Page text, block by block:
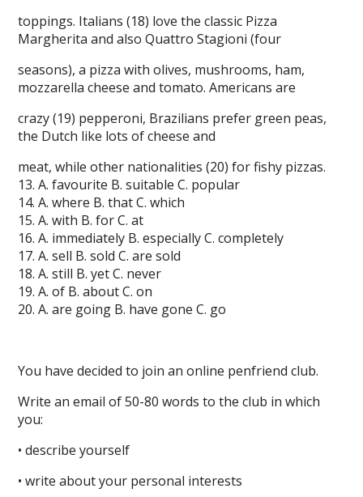
toppings. Italians (18) love the classic Pizza
Margherita and also Quattro Stagioni (four
seasons), a pizza with olives, mushrooms, ham,
mozzarella cheese and tomato. Americans are
crazy (19) pepperoni, Brazilians prefer green peas,
the Dutch like lots of cheese and
meat, while other nationalities (20) for fishy pizzas.
13. A. favourite B. suitable C. popular
14. A. where B. that C. which
15. A. with B. for C. at
16. A. immediately B. especially C. completely
17. A. sell B. sold C. are sold
18. A. still B. yet C. never
19. A. of B. about C. on
20. A. are going B. have gone C. go
You have decided to join an online penfriend club.
Write an email of 50-80 words to the club in which
you:
• describe yourself
• write about your personal interests